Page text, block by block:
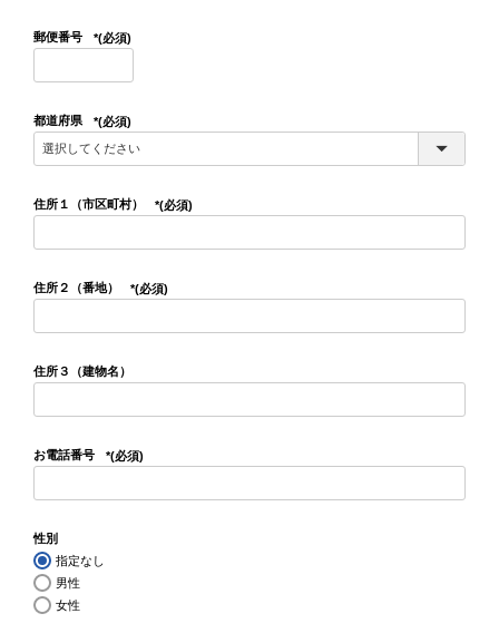
郵便番号 (必須)
都道府県 (必須)
住所１（市区町村） (必須)
住所２（番地） (必須)
住所３（建物名）
お電話番号 (必須)
性別
指定なし
男性
女性